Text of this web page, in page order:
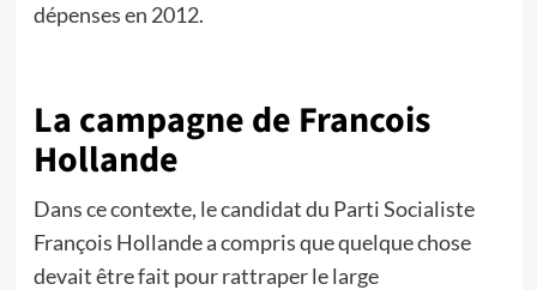
dépenses en 2012.
La campagne de Francois
Hollande
Dans ce contexte, le candidat du Parti Socialiste
François Hollande a compris que quelque chose
devait être fait pour rattraper le large